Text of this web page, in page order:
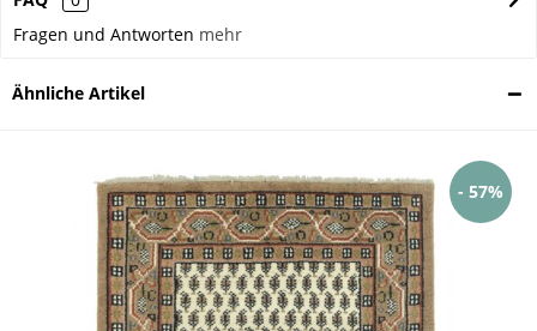
Fragen und Antworten mehr
Ähnliche Artikel
- 57%